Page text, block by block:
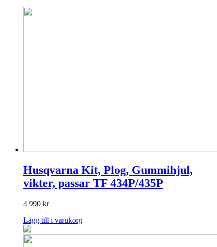
Husqvarna Kit, Plog, Gummihjul,
vikter, passar TF 434P/435P
4 990 kr
Lägg till i varukorg